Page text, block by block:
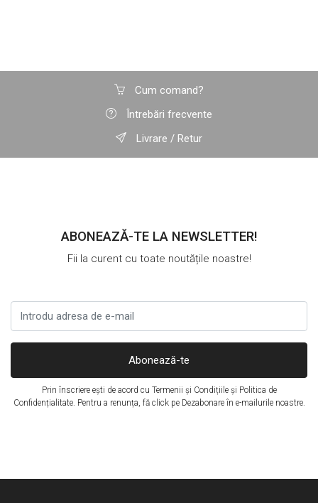
Cum comand?
Întrebări frecvente
Livrare / Retur
ABONEAZĂ-TE LA NEWSLETTER!
Fii la curent cu toate noutățile noastre!
Abonează-te
Prin înscriere ești de acord cu Termenii și Condițiileși Politica de
Confidențialitate. Pentru a renunța, fă click pe Dezabonare în e-mailurile noastre.